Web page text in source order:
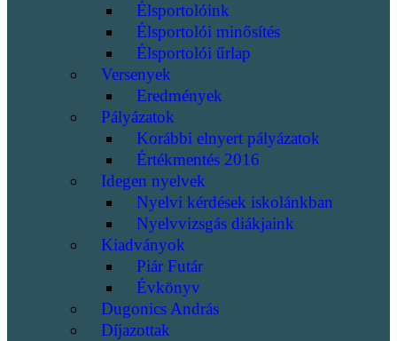
Élsportolóink
Élsportolói minősítés
Élsportolói űrlap
Versenyek
Eredmények
Pályázatok
Korábbi elnyert pályázatok
Értékmentés 2016
Idegen nyelvek
Nyelvi kérdések iskolánkban
Nyelvvizsgás diákjaink
Kiadványok
Piár Futár
Évkönyv
Dugonics András
Díjazottak